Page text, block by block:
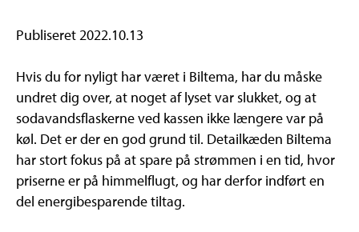
Publiseret 2022.10.13
Hvis du for nyligt har været i Biltema, har du måske
undret dig over, at noget af lyset var slukket, og at
sodavandsflaskerne ved kassen ikke længere var på
køl. Det er der en god grund til. Detailkæden Biltema
har stort fokus på at spare på strømmen i en tid, hvor
priserne er på himmelflugt, og har derfor indført en
del energibesparende tiltag.